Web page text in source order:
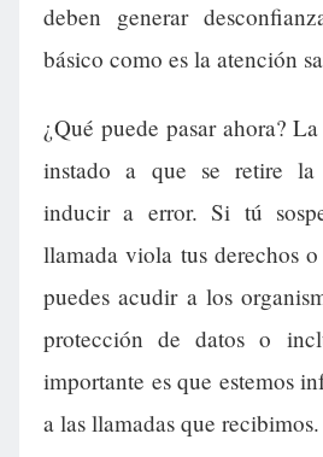
deben generar
básico como es la atención
¿Qué puede pasar ahora?
instado a que se retire la
inducir a error. Si tú
llamada viola tus derechos
puedes acudir a los
protección de datos o
importante es que estemos
a las llamadas que recibimos.